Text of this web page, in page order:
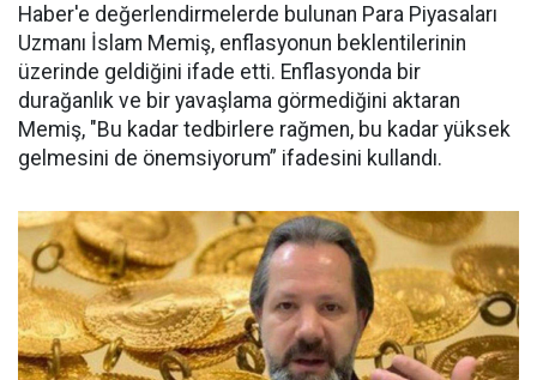
Haber'e değerlendirmelerde bulunan Para Piyasaları
Uzmanı İslam Memiş, enflasyonun beklentilerinin
üzerinde geldiğini ifade etti. Enflasyonda bir
durağanlık ve bir yavaşlama görmediğini aktaran
Memiş, "Bu kadar tedbirlere rağmen, bu kadar yüksek
gelmesini de önemsiyorum” ifadesini kullandı.